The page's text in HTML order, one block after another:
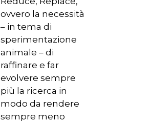
ovvero la necessità
– in tema di
sperimentazione
animale – di
raffinare e far
evolvere sempre
più la ricerca in
modo da rendere
sempre meno